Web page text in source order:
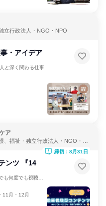
立行政法人・NGO・NPO
・アイデア
と深く関わる仕事
ア
、福祉・独立行政法人・NGO・N
ンツ 『14
11月・12月
締切：8月31日